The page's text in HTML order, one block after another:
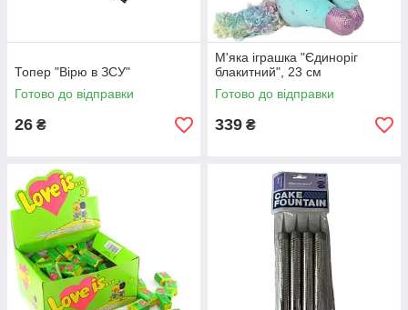
Топер "Вірю в ЗСУ"
Готово до відправки
26 ₴
М'яка іграшка "Єдиноріг
блакитний", 23 см
Готово до відправки
339 ₴